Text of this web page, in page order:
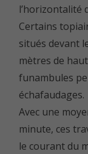
l’horizontalité
Certains
situés devant
mètres de
funambules
échafaudages.
Avec une
minute, ces
le courant du